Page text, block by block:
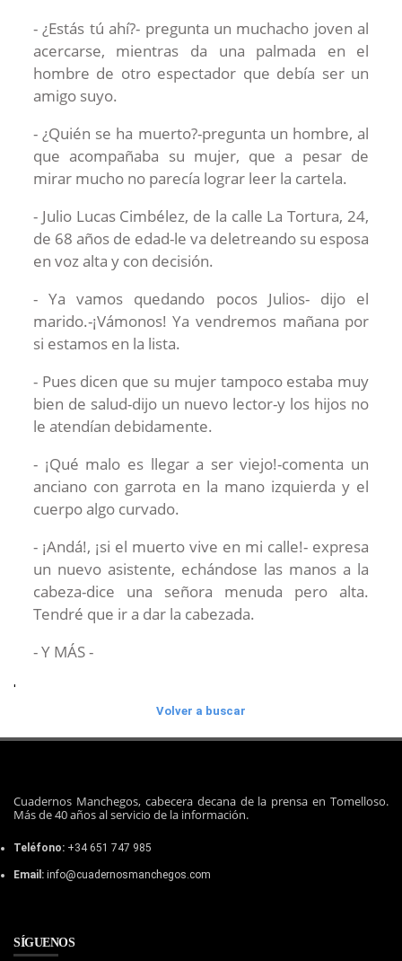
- ¿Estás tú ahí?- pregunta un muchacho joven al
acercarse, mientras da una palmada en el
hombre de otro espectador que debía ser un
amigo suyo.
- ¿Quién se ha muerto?-pregunta un hombre, al
que acompañaba su mujer, que a pesar de
mirar mucho no parecía lograr leer la cartela.
- Julio Lucas Cimbélez, de la calle La Tortura, 24,
de 68 años de edad-le va deletreando su esposa
en voz alta y con decisión.
- Ya vamos quedando pocos Julios- dijo el
marido.-¡Vámonos! Ya vendremos mañana por
si estamos en la lista.
- Pues dicen que su mujer tampoco estaba muy
bien de salud-dijo un nuevo lector-y los hijos no
le atendían debidamente.
- ¡Qué malo es llegar a ser viejo!-comenta un
anciano con garrota en la mano izquierda y el
cuerpo algo curvado.
- ¡Andá!, ¡si el muerto vive en mi calle!- expresa
un nuevo asistente, echándose las manos a la
cabeza-dice una señora menuda pero alta.
Tendré que ir a dar la cabezada.
- Y MÁS -
'
Volver a buscar
Cuadernos Manchegos, cabecera decana de la prensa en Tomelloso.
Más de 40 años al servicio de la información.
Teléfono: +34 651 747 985
Email: info@cuadernosmanchegos.com
SÍGUENOS